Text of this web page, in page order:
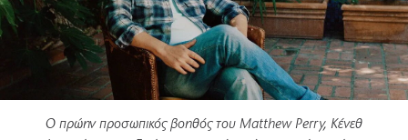
Ο πρώην προσωπικός βοηθός του Matthew Perry, Κένεθ